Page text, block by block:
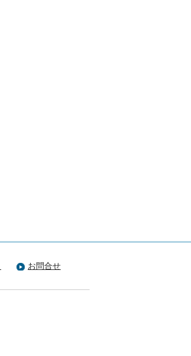
お問合せ